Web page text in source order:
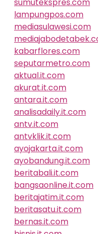
lampungpos.com
mediasulawesi.com
kabarflores.com
seputarmetro.com
aktual.it.com
akurat.it.com
antara.it.com
analisadaily.it.com
antv.it.com
antvklik.it.com
ayojakarta.it.com
ayobandung.it.com
beritabali.it.com
bangsaonline.it.com
beritajatim.it.com
beritasatu.it.com
bernas.it.com